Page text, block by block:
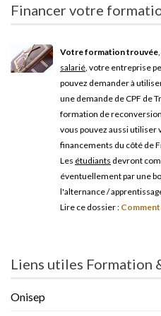
Financer votre
Votre formation trouvée
salarié , votre entreprise
pouvez demander à
une demande de CPF de
formation de
vous pouvez aussi utiliser
financements du côté de
Les étudiants devront
éventuellement par une
l'alternance /
Lire ce dossier :
Liens utiles Formation
Onisep